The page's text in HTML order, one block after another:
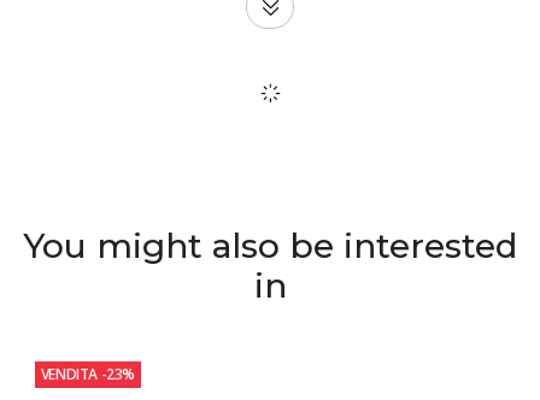
You might also be interested
in
VENDITA -23%